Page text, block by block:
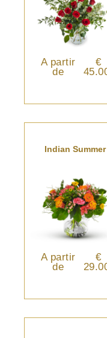
A partir
de
€
Indian Summer
A partir
de
€